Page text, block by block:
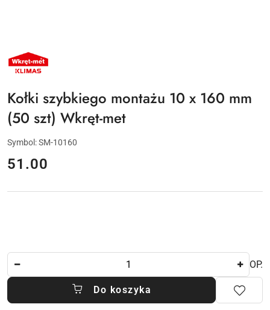
NAZWA
PRODUCENTA:
KLIMAS
Kołki szybkiego montażu 10 x 160 mm
(50 szt) Wkręt-met
Symbol:SM-10160
cena:
51.00
OP.
Do koszyka